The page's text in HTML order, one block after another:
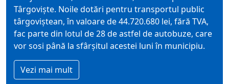
Târgoviște. Noile dotări pentru transportul public
târgoviștean, în valoare de 44.720.680 lei, fără TVA,
fac parte din lotul de 28 de astfel de autobuze, care
vor sosi până la sfârșitul acestei luni în municipiu.
Vezi mai mult